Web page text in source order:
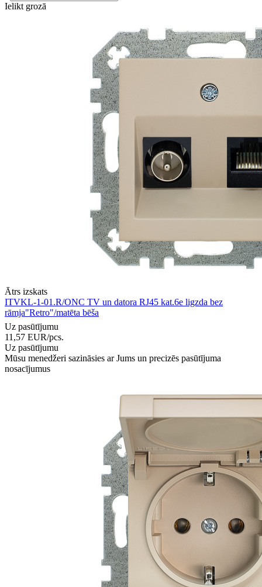
Ielikt grozā
Ātrs izskats
ITVKL-1-01.R/ONC TV un datora RJ45 kat.6e ligzda bez
rāmja"Retro"/matēta bēša
Uz pasūtījumu
11,57 EUR/pcs.
Uz pasūtījumu
Mūsu menedžeri sazināsies ar Jums un precizēs pasūtījuma
nosacījumus